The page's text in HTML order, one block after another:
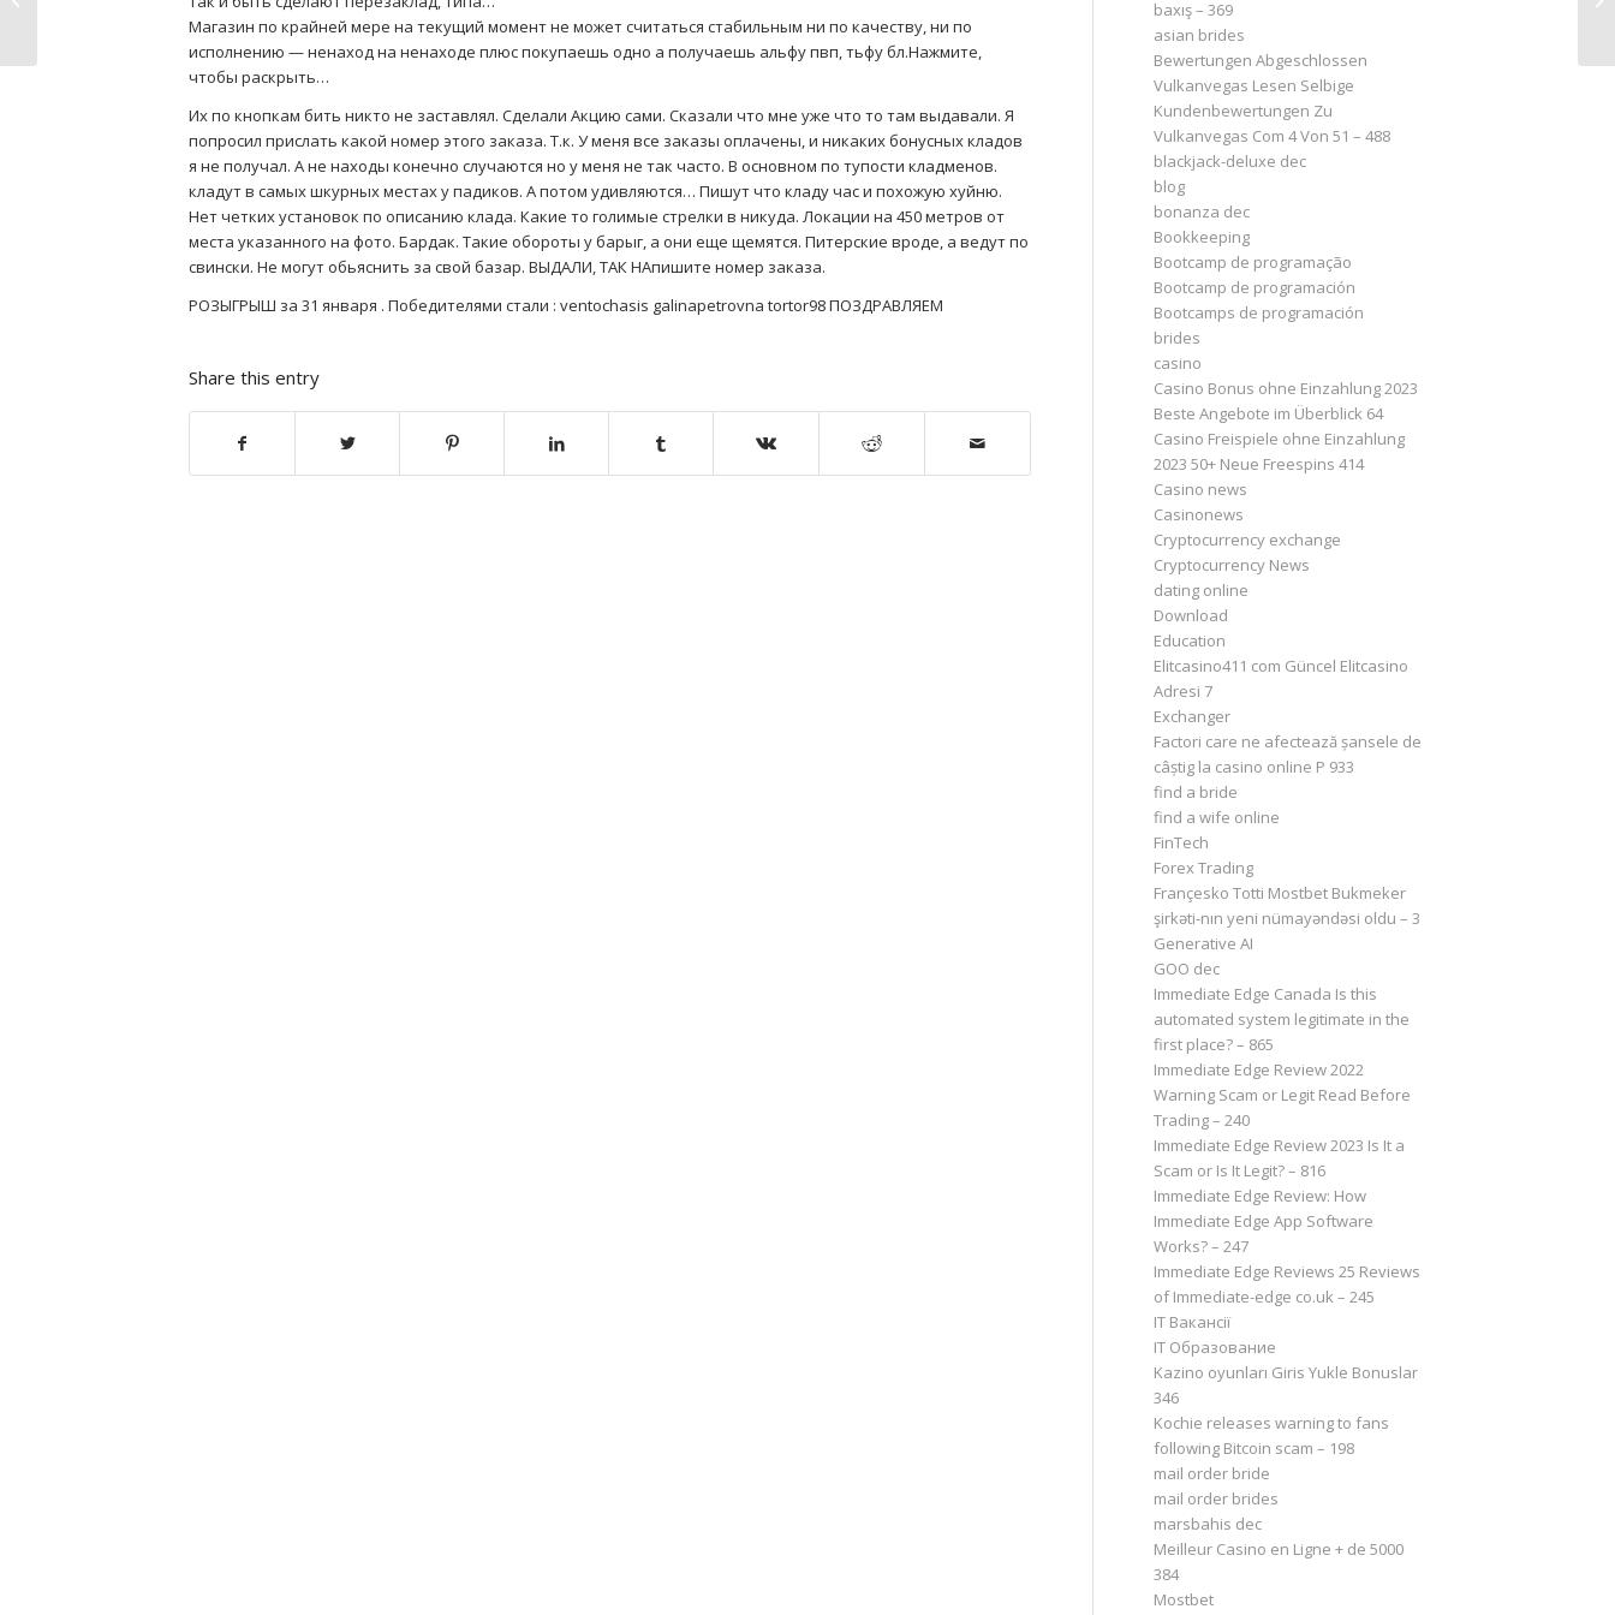
Магазин по крайней мере на текущий момент не может считаться стабильным ни по качеству, ни по
исполнению — ненаход на ненаходе плюс покупаешь одно а получаешь альфу пвп, тьфу бл.Нажмите,
чтобы раскрыть…
Их по кнопкам бить никто не заставлял. Сделали Акцию сами. Сказали что мне уже что то там выдавали. Я
попросил прислать какой номер этого заказа. Т.к. У меня все заказы оплачены, и никаких бонусных кладов
я не получал. А не находы конечно случаются но у меня не так часто. В основном по тупости кладменов.
кладут в самых шкурных местах у падиков. А потом удивляются… Пишут что кладу час и похожую хуйню.
Нет четких установок по описанию клада. Какие то голимые стрелки в никуда. Локации на 450 метров от
места указанного на фото. Бардак. Такие обороты у барыг, а они еще щемятся. Питерские вроде, а ведут по
свински. Не могут обьяснить за свой базар. ВЫДАЛИ, ТАК НАпишите номер заказа.
РОЗЫГРЫШ за 31 января . Победителями стали : ventochasis galinapetrovna tortor98 ПОЗДРАВЛЯЕМ
Share this entry
baxış – 369
asian brides
Bewertungen Abgeschlossen
Vulkanvegas Lesen Selbige
Kundenbewertungen Zu
Vulkanvegas Com 4 Von 51 – 488
blackjack-deluxe dec
blog
bonanza dec
Bookkeeping
Bootcamp de programação
Bootcamp de programación
Bootcamps de programación
brides
casino
Casino Bonus ohne Einzahlung 2023 ️
Beste Angebote im Überblick 64
Casino Freispiele ohne Einzahlung
2023 50+ Neue Freespins 414
Casino news
Casinonews
Cryptocurrency exchange
Cryptocurrency News
dating online
Download
Education
Elitcasino411 com Güncel Elitcasino
Adresi 7
Exchanger
Factori care ne afectează șansele de
câștig la casino online P 933
find a bride
find a wife online
FinTech
Forex Trading
Françesko Totti Mostbet Bukmeker
şirkəti-nın yeni nümayəndəsi oldu – 3
Generative AI
GOO dec
Immediate Edge Canada Is this
automated system legitimate in the
first place? – 865
Immediate Edge Review 2022
Warning Scam or Legit Read Before
Trading – 240
Immediate Edge Review 2023 Is It a
Scam or Is It Legit? – 816
Immediate Edge Review: How
Immediate Edge App Software
Works? – 247
Immediate Edge Reviews 25 Reviews
of Immediate-edge co.uk – 245
IT Вакансії
IT Образование
Kazino oyunları Giris Yukle Bonuslar
346
Kochie releases warning to fans
following Bitcoin scam – 198
mail order bride
mail order brides
marsbahis dec
Meilleur Casino en Ligne + de 5000
384
Mostbet